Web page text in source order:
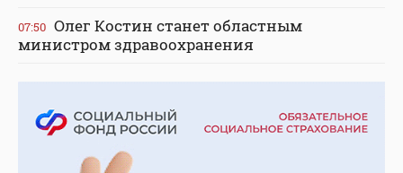
07:50 Олег Костин станет областным
министром здравоохранения